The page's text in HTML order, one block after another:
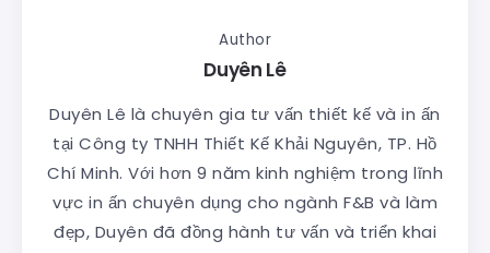
Author
Duyên Lê
Duyên Lê là chuyên gia tư vấn thiết kế và in ấn
tại Công ty TNHH Thiết Kế Khải Nguyên, TP. Hồ
Chí Minh. Với hơn 9 năm kinh nghiệm trong lĩnh
vực in ấn chuyên dụng cho ngành F&B và làm
đẹp, Duyên đã đồng hành tư vấn và triển khai